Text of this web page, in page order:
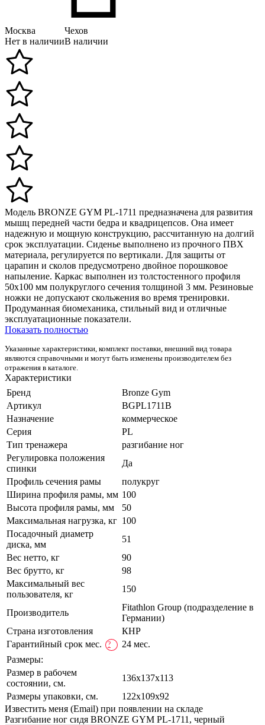
Москва
Нет в наличии
Чехов
В наличии
Модель BRONZE GYM PL-1711 предназначена для развития
мышц передней части бедра и квадрицепсов. Она имеет
надежную и мощную конструкцию, рассчитанную на долгий
срок эксплуатации. Сиденье выполнено из прочного ПВХ
материала, регулируется по вертикали. Для защиты от
царапин и сколов предусмотрено двойное порошковое
напыление. Каркас выполнен из толстостенного профиля
50х100 мм полукруглого сечения толщиной 3 мм. Резиновые
ножки не допускают скольжения во время тренировки.
Продуманная биомеханика, стильный вид и отличные
эксплуатационные показатели.
Показать полностью
Указанные характеристики, комплект поставки, внешний вид товара
являются справочными и могут быть изменены производителем без
отражения в каталоге.
Характеристики
Бренд
Bronze Gym
Артикул
BGPL1711B
Назначение
коммерческое
Серия
PL
Тип тренажера
разгибание ног
Регулировка положения
спинки
Да
Профиль сечения рамы
полукруг
Ширина профиля рамы, мм 100
Высота профиля рамы, мм
50
Максимальная нагрузка, кг 100
Посадочный диаметр
диска, мм
51
Вес нетто, кг
90
Вес брутто, кг
98
Максимальный вес
пользователя, кг
150
Производитель
Fitathlon Group (подразделение в
Германии)
Страна изготовления
КНР
Гарантийный срок мес.
?
24 мес.
Размеры:
Размер в рабочем
состоянии, см.
136х137x113
Размеры упаковки, см.
122х109x92
Известить меня (Email) при появлении на складе
Разгибание ног сидя BRONZE GYM PL-1711, черный